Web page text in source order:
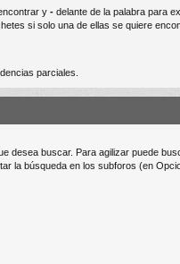
y - delante de la palabra para
si solo una de ellas se quiere
parciales.
desea buscar. Para agilizar puede
la búsqueda en los subforos (en